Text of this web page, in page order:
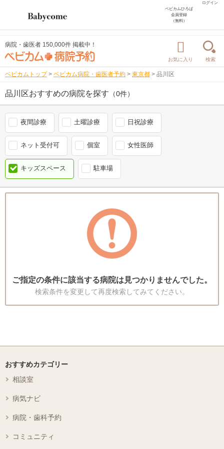
ログイン
ベビカムひろば
会員登録
（無料）
病院・歯医者 150,000件 掲載中！
お気に入り 検索
ベビカムトップ > ベビカム病院・歯医者予約 > 東京都 > 品川区
品川区おすすめの病院を探す （0件）
夜間診療 土曜診療 日祝診療
ネット受付可 個室 女性医師
キッズスペース 駐車場
ご指定の条件に該当する病院は見つかりませんでした。
検索条件を変更して再度検索してみてください。
おすすめカテゴリー
相談室
病気ナビ
病院・歯科予約
コミュニティ